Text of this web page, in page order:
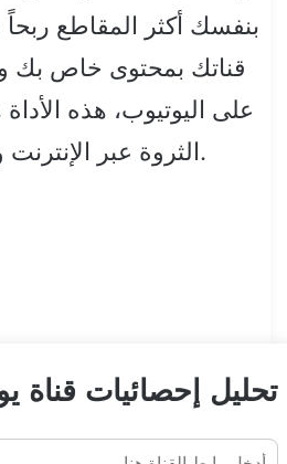
بنفسك أكثر المقاطع
قناتك بمحتوى خاص بك
على اليوتيوب، هذه
الثروة عبر الإنترنت وكل المزايا بالمجان.
تحليل إحصائيات قناة